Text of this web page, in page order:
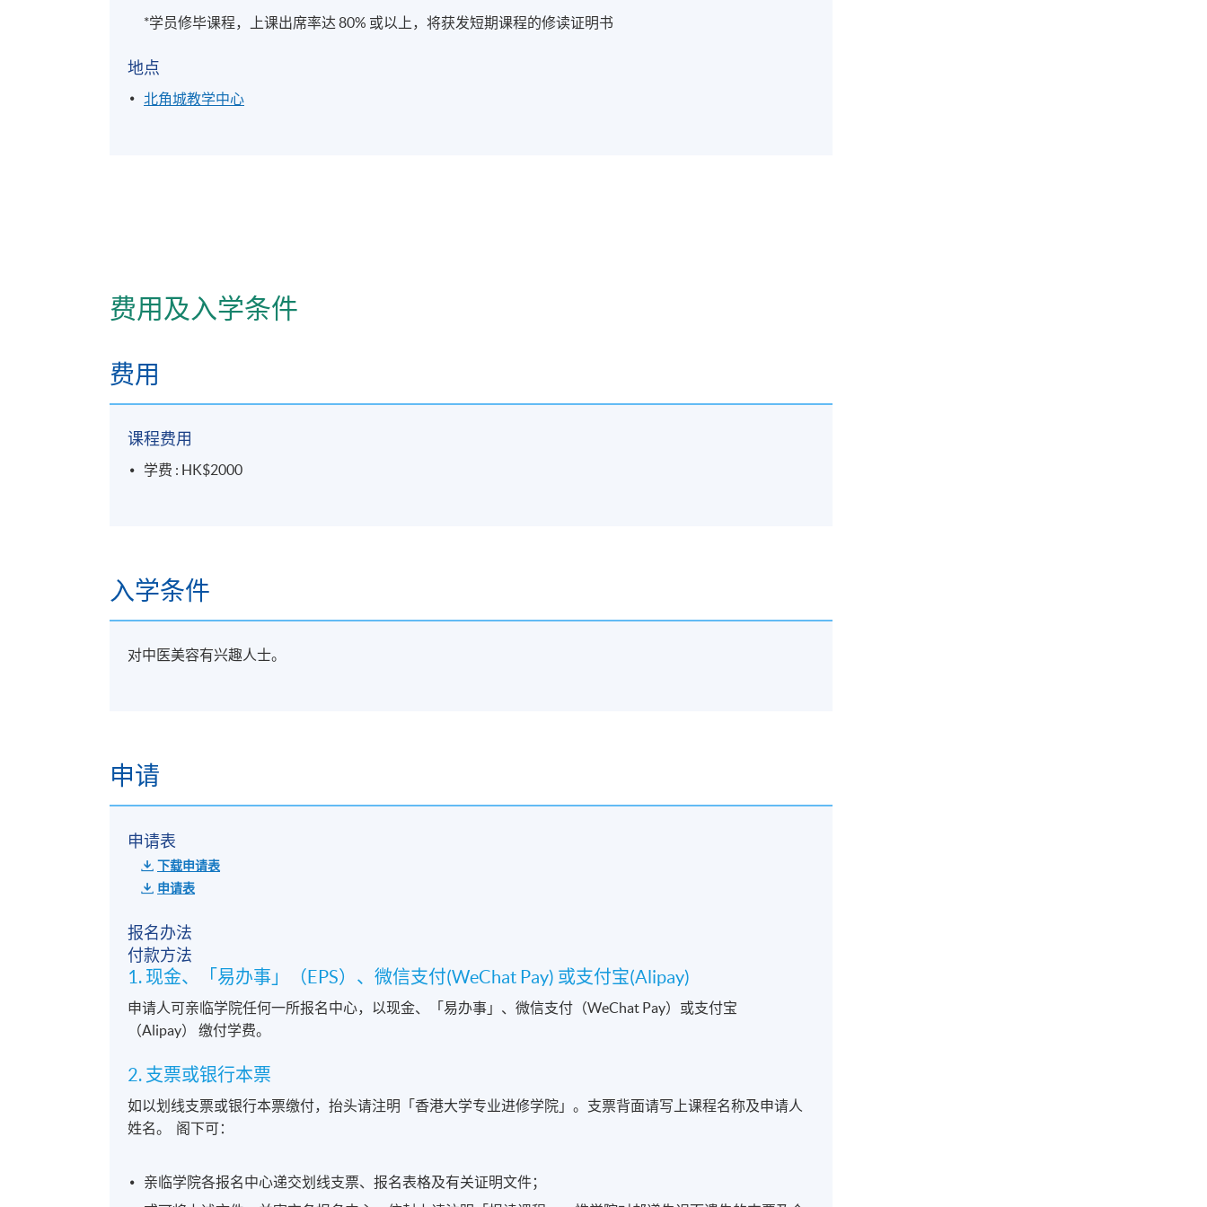
*学员修毕课程，上课出席率达 80% 或以上，将获发短期课程的修读证明书
地点
北角城教学中心
费用及入学条件
费用
课程费用
学费 : HK$2000
入学条件
对中医美容有兴趣人士。
申请
申请表
下载申请表
申请表
报名办法
付款方法
1. 现金、「易办事」（EPS）、微信支付(WeChat Pay) 或支付宝(Alipay)
申请人可亲临学院任何一所报名中心，以现金、「易办事」、微信支付（WeChat Pay）或支付宝
（Alipay） 缴付学费。
2. 支票或银行本票
如以划线支票或银行本票缴付，抬头请注明「香港大学专业进修学院」。支票背面请写上课程名称及申请人
姓名。 阁下可：
亲临学院各报名中心递交划线支票、报名表格及有关证明文件；